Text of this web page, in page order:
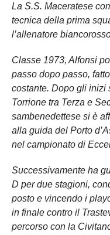
La S.S. Maceratese
tecnica della prima
l’allenatore
Classe 1973, Alfonsi
passo dopo passo,
costante. Dopo gli inizi
Torrione tra Terza e
sambenedettese si è
alla guida del Porto
nel campionato di
Successivamente ha
D per due stagioni,
posto e vincendo i
in finale contro il
percorso con la